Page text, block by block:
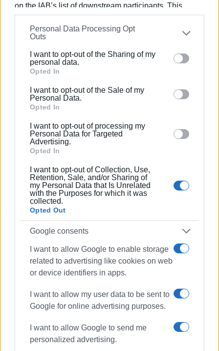
on the IAB’s list of downstream participants. This
information may also be disclosed by us to third parties
on theIAB’s List of Downstream Participants
that may
further disclose it to other third parties.
Please note that this website/app uses one or more
Google services and may gather and store information
behaviour. You may click to grant or deny consent to
Google and its third-party tags to use your data for
section.
Personal Data Processing Opt
Outs
I want to opt-out of the Sharing of my
personal data.
Opted In
I want to opt-out of the Sale of my
Personal Data.
Opted In
I want to opt-out of processing my
Personal Data for Targeted
Advertising.
Opted In
I want to opt-out of Collection, Use,
Retention, Sale, and/or Sharing of
my Personal Data that Is Unrelated
with the Purposes for which it was
collected.
Opted Out
Google consents
I want to allow Google to enable storage
related to advertising like cookies on web
or device identifiers in apps.
I want to allow my user data to be sent to
Google for online advertising purposes.
I want to allow Google to send me
personalized advertising.
Πανεπιστημίου Αιγαίου (Ρόδος), με ειδίκευση
στις Διεθνείς Σχέσεις. Επιπλέον, είναι κάτοχος
Readingστις Στρατηγικές Σπουδές.
Ακολουθήστε το enimerosi στο
Συνδρομητές στο e-paper